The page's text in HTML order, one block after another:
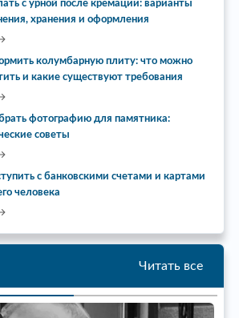
с урной после кремации: варианты
хранения и оформления
колумбарную плиту: что можно
и какие существуют требования
фотографию для памятника:
советы
с банковскими счетами и картами
человека
Читать все